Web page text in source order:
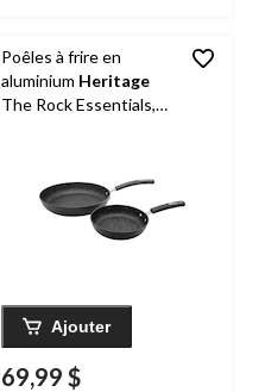
Poêles à frire en
aluminium Heritage
The Rock Essentials,
Ajouter
69,99 $